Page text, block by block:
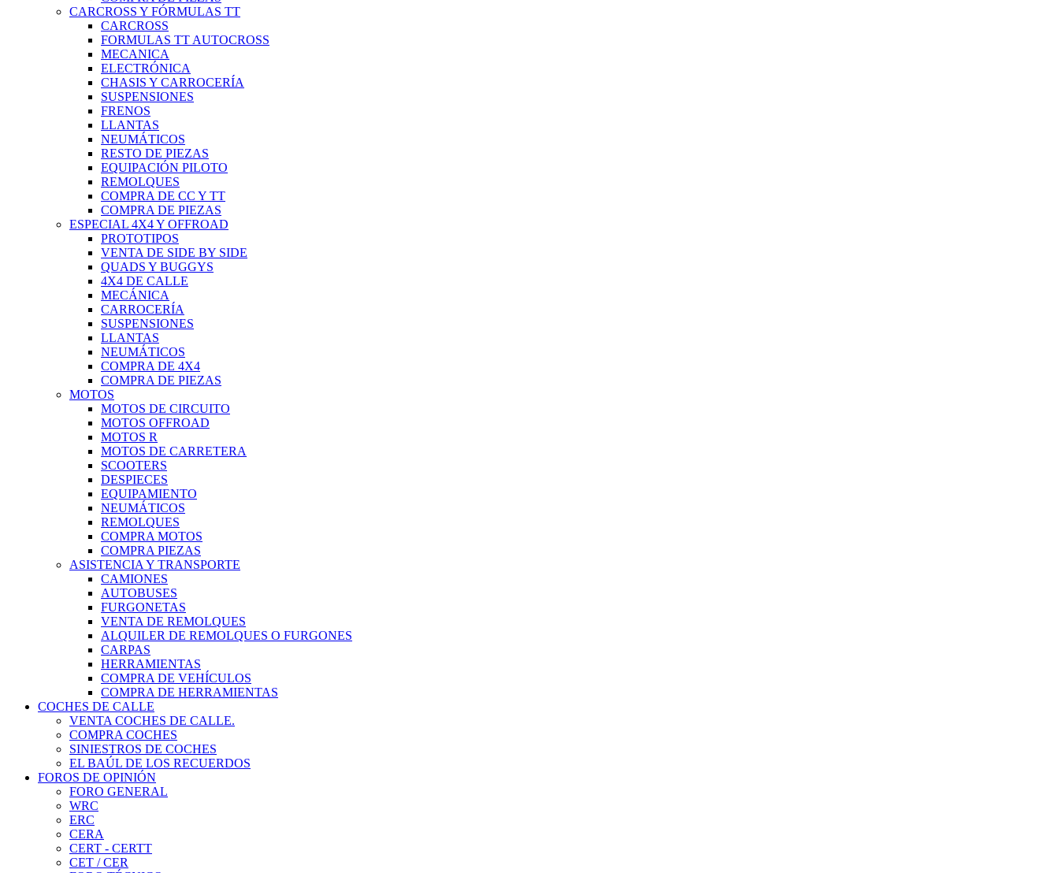
CARCROSS Y FÓRMULAS TT
CARCROSS
FORMULAS TT AUTOCROSS
MECANICA
ELECTRÓNICA
CHASIS Y CARROCERÍA
SUSPENSIONES
FRENOS
LLANTAS
NEUMÁTICOS
RESTO DE PIEZAS
EQUIPACIÓN PILOTO
REMOLQUES
COMPRA DE CC Y TT
COMPRA DE PIEZAS
ESPECIAL 4X4 Y OFFROAD
PROTOTIPOS
VENTA DE SIDE BY SIDE
QUADS Y BUGGYS
4X4 DE CALLE
MECÁNICA
CARROCERÍA
SUSPENSIONES
LLANTAS
NEUMÁTICOS
COMPRA DE 4X4
COMPRA DE PIEZAS
MOTOS
MOTOS DE CIRCUITO
MOTOS OFFROAD
MOTOS R
MOTOS DE CARRETERA
SCOOTERS
DESPIECES
EQUIPAMIENTO
NEUMÁTICOS
REMOLQUES
COMPRA MOTOS
COMPRA PIEZAS
ASISTENCIA Y TRANSPORTE
CAMIONES
AUTOBUSES
FURGONETAS
VENTA DE REMOLQUES
ALQUILER DE REMOLQUES O FURGONES
CARPAS
HERRAMIENTAS
COMPRA DE VEHÍCULOS
COMPRA DE HERRAMIENTAS
COCHES DE CALLE
VENTA COCHES DE CALLE.
COMPRA COCHES
SINIESTROS DE COCHES
EL BAÚL DE LOS RECUERDOS
FOROS DE OPINIÓN
FORO GENERAL
WRC
ERC
CERA
CERT - CERTT
CET / CER